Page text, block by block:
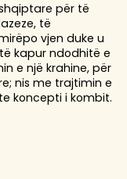
për të
të
vjen duke u
kapur ndodhitë e
e një krahine, për
nis me trajtimin e
koncepti i kombit.